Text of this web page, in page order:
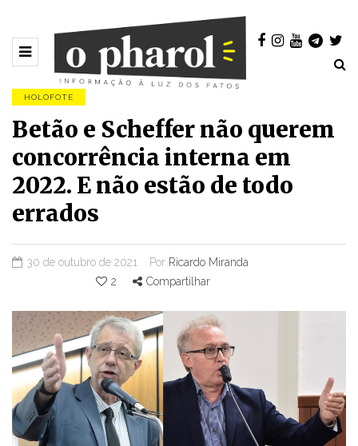
HOLOFOTE
Betão e Scheffer não querem
concorrência interna em
2022. E não estão de todo
errados
30 de outubro de 2021 Por Ricardo Miranda
2
Compartilhar